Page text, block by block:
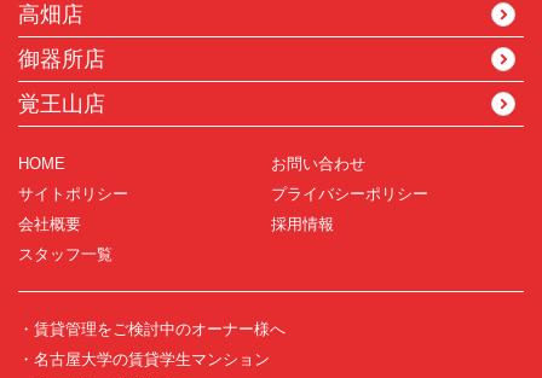
高畑店
御器所店
覚王山店
HOME
お問い合わせ
サイトポリシー
プライバシーポリシー
会社概要
採用情報
スタッフ一覧
・賃貸管理をご検討中のオーナー様へ
・名古屋大学の賃貸学生マンション